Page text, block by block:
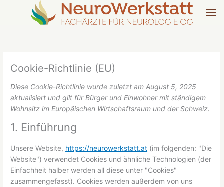
Cookie-Richtlinie (EU)
Diese Cookie-Richtlinie wurde zuletzt am August 5, 2025
aktualisiert und gilt für Bürger und Einwohner mit ständigem
Wohnsitz im Europäischen Wirtschaftsraum und der Schweiz.
1. Einführung
Unsere Website, https://neurowerkstatt.at (im folgenden: "Die
Website") verwendet Cookies und ähnliche Technologien (der
Einfachheit halber werden all diese unter "Cookies"
zusammengefasst). Cookies werden außerdem von uns
consent